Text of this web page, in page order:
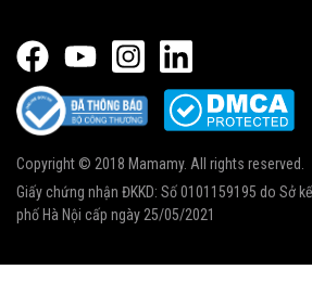
Copyright © 2018 Mamamy. All rights reserved.
Giấy chứng nhận ĐKKD: Số 0101159195 do Sở
phố Hà Nội cấp ngày 25/05/2021